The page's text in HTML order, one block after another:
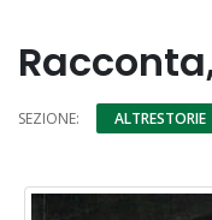
SEZIONE: ALTRESTORIE